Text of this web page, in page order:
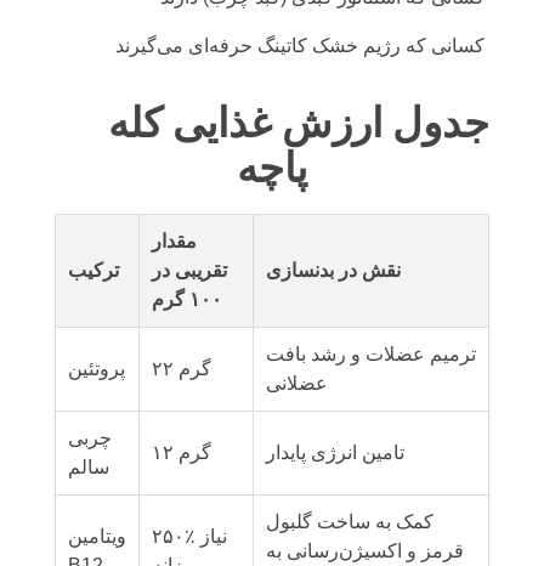
پاچه
ترکیب
مقدار
تقریبی در
۱۰۰ گرم
نقش در بدنسازی
پروتئین ۲۲ گرم
ترمیم عضلات و رشد بافت
عضلانی
چربی
سالم
۱۲ گرم تامین انرژی پایدار
ویتامین
۲۵۰٪ نیاز
کمک به ساخت گلبول
قرمز و اکسیژن‌رسانی به